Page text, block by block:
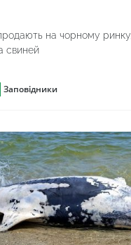
на чорному
свиней
Заповідники